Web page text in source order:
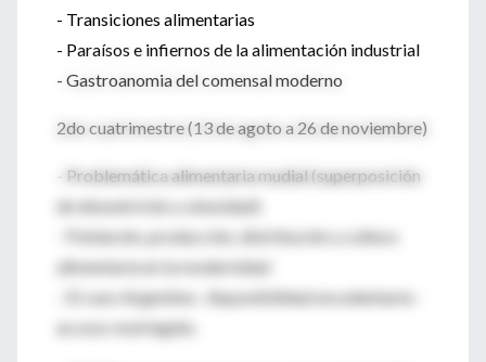
- Transiciones alimentarias
- Paraísos e infiernos de la alimentación industrial
- Gastroanomia del comensal moderno
2do cuatrimestre (13 de agoto a 26 de noviembre)
- Problemática alimentaria mudial (superposición
de desnutrición y obesidad)
- Población, producción, distribución y cultura
alimentaria en la modernidad
- El caso Argentino- disponibilidad excedentaria -
acceso restringido.